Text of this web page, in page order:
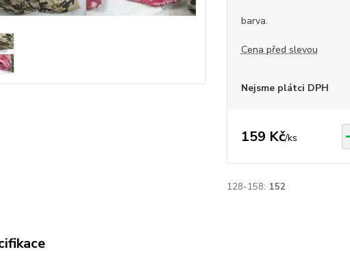
barva.
Cena před slevou
Nejsme plátci DPH
159 Kč/ks
128-158: 152